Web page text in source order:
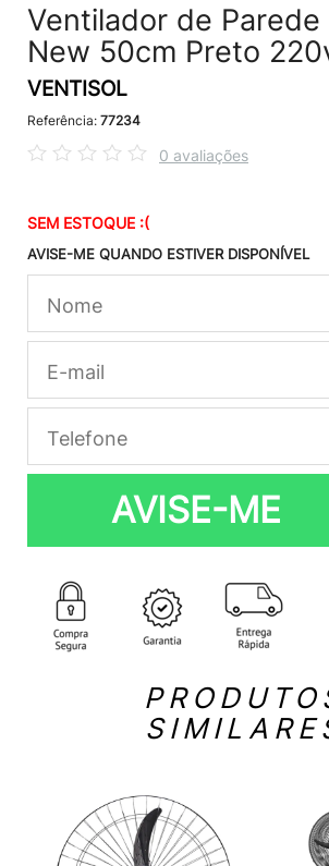
Ventilador de Parede
New 50cm Preto
VENTISOL
Referência: 77234
0 avaliações
SEM ESTOQUE :(
AVISE-ME QUANDO ESTIVER DISPONÍVEL
AVISE-ME